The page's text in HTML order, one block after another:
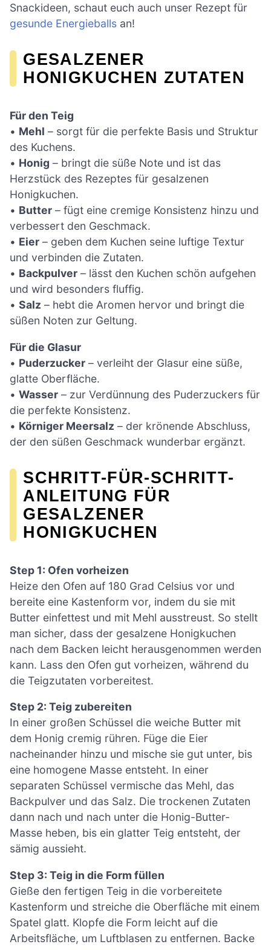
Snackideen, schaut euch auch unser Rezept für
gesunde Energieballs an!
GESALZENER
HONIGKUCHEN ZUTATEN
Für den Teig
• Mehl – sorgt für die perfekte Basis und Struktur
des Kuchens.
• Honig – bringt die süße Note und ist das
Herzstück des Rezeptes für gesalzenen
Honigkuchen.
• Butter – fügt eine cremige Konsistenz hinzu und
verbessert den Geschmack.
• Eier – geben dem Kuchen seine luftige Textur
und verbinden die Zutaten.
• Backpulver – lässt den Kuchen schön aufgehen
und wird besonders fluffig.
• Salz – hebt die Aromen hervor und bringt die
süßen Noten zur Geltung.
Für die Glasur
• Puderzucker – verleiht der Glasur eine süße,
glatte Oberfläche.
• Wasser – zur Verdünnung des Puderzuckers für
die perfekte Konsistenz.
• Körniger Meersalz – der krönende Abschluss,
der den süßen Geschmack wunderbar ergänzt.
SCHRITT-FÜR-SCHRITT-
ANLEITUNG FÜR
GESALZENER
HONIGKUCHEN
Step 1: Ofen vorheizen
Heize den Ofen auf 180 Grad Celsius vor und
bereite eine Kastenform vor, indem du sie mit
Butter einfettest und mit Mehl ausstreust. So stellt
man sicher, dass der gesalzene Honigkuchen
nach dem Backen leicht herausgenommen werden
kann. Lass den Ofen gut vorheizen, während du
die Teigzutaten vorbereitest.
Step 2: Teig zubereiten
In einer großen Schüssel die weiche Butter mit
dem Honig cremig rühren. Füge die Eier
nacheinander hinzu und mische sie gut unter, bis
eine homogene Masse entsteht. In einer
separaten Schüssel vermische das Mehl, das
Backpulver und das Salz. Die trockenen Zutaten
dann nach und nach unter die Honig-Butter-
Masse heben, bis ein glatter Teig entsteht, der
sämig aussieht.
Step 3: Teig in die Form füllen
Gieße den fertigen Teig in die vorbereitete
Kastenform und streiche die Oberfläche mit einem
Spatel glatt. Klopfe die Form leicht auf die
Arbeitsfläche, um Luftblasen zu entfernen. Backe